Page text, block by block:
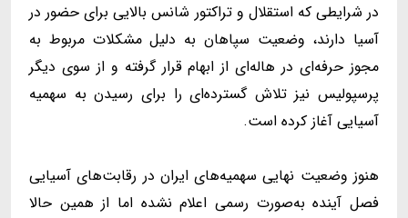
در شرایطی که استقلال و تراکتور شانس بالایی برای حضور در
آسیا دارند، وضعیت سپاهان به دلیل مشکلات مربوط به
مجوز حرفه‌ای در هاله‌ای از ابهام قرار گرفته و از سوی دیگر
پرسپولیس نیز تلاش گسترده‌ای را برای رسیدن به سهمیه
آسیایی آغاز کرده است.
هنوز وضعیت نهایی سهمیه‌های ایران در رقابت‌های آسیایی
فصل آینده به‌صورت رسمی اعلام نشده اما از همین حالا